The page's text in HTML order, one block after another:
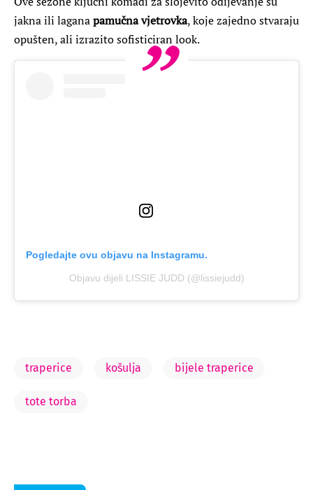
jakna ili laganapamučna vjetrovka, koje zajedno stvaraju
opušten, ali izrazito sofisticiran look.
Pogledajte ovu objavu na Instagramu.
Objavu dijeli LISSIE JUDD (@lissiejudd)
traperice košulja bijele traperice
tote torba